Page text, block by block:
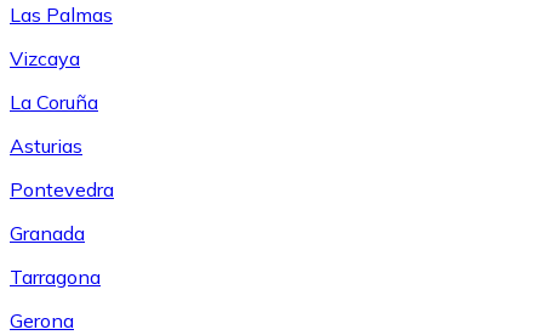
Las Palmas
Vizcaya
La Coruña
Asturias
Pontevedra
Granada
Tarragona
Gerona